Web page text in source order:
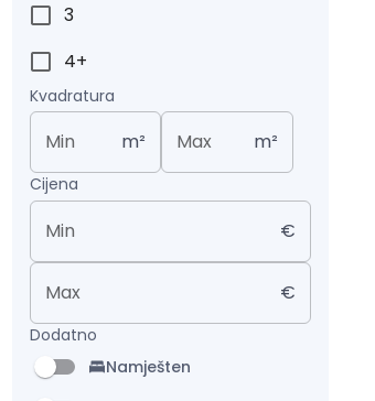
3
4+
Kvadratura
Min m² Max m²
Cijena
Min €
Max €
Dodatno
Namješten